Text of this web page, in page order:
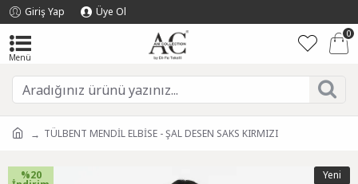
Giriş Yap Üye Ol
0
TÜLBENT MENDİL ELBİSE - ŞAL DESEN SAKS KIRMIZI
Yeni
%20